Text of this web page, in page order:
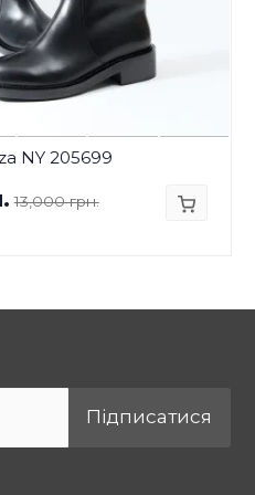
NY 205699
13,000 грн.
Підписатися